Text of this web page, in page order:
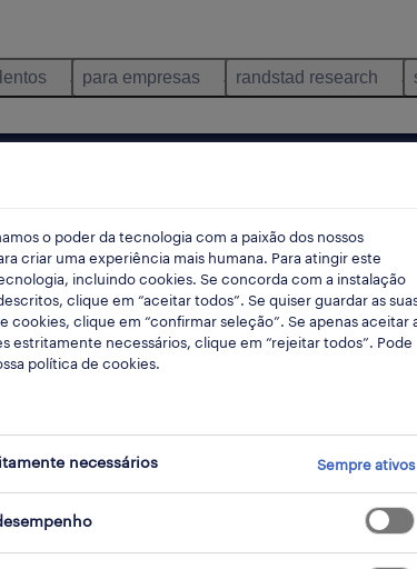
para empresas randstad research
pesquisa
o poder da tecnologia com a paixão dos nossos
criar uma experiência mais humana. Para atingir este
incluindo cookies. Se concorda com a instalação
clique em “aceitar todos”. Se quiser guardar as
cookies, clique em “confirmar seleção”. Se apenas aceitar
estritamente necessários, clique em “rejeitar todos”. Pode
política de cookies.
necessários Sempre ativos